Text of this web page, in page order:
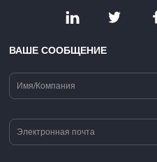
ВАШЕ СООБЩЕНИЕ